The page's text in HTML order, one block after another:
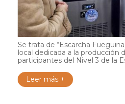
Se trata de “Escarcha
local dedicada a la producción
participantes del Nivel 3 de la
Leer más +